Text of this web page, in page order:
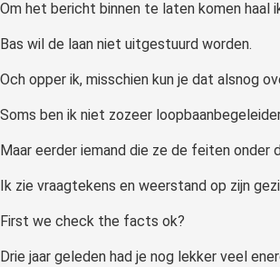
Om het bericht binnen te laten komen haal
Bas wil de laan niet uitgestuurd worden.
Och opper ik, misschien kun je dat alsnog
Soms ben ik niet zozeer
Maar eerder iemand die ze de feiten onder
Ik zie vraagtekens en weerstand op zijn
First we check the facts ok?
Drie jaar geleden had je nog lekker veel